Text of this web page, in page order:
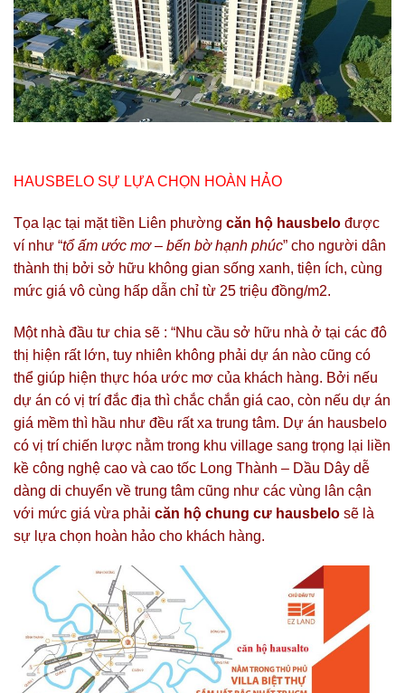
HAUSBELO SỰ LỰA CHỌN HOÀN HẢO
Tọa lạc tại mặt tiền Liên phường căn hộ hausbelo được
ví như “tổ ấm ước mơ – bến bờ hạnh phúc” cho người dân
thành thị bởi sở hữu không gian sống xanh, tiện ích, cùng
mức giá vô cùng hấp dẫn chỉ từ 25 triệu đồng/m2.
Một nhà đầu tư chia sẽ : “Nhu cầu sở hữu nhà ở tại các đô
thị hiện rất lớn, tuy nhiên không phải dự án nào cũng có
thể giúp hiện thực hóa ước mơ của khách hàng. Bởi nếu
dự án có vị trí đắc địa thì chắc chắn giá cao, còn nếu dự án
giá mềm thì hầu như đều rất xa trung tâm. Dự án hausbelo
có vị trí chiến lược nằm trong khu village sang trọng lại liền
kề công nghệ cao và cao tốc Long Thành – Dầu Dây dễ
dàng di chuyển về trung tâm cũng như các vùng lân cận
với mức giá vừa phải căn hộ chung cư hausbelo sẽ là
sự lựa chọn hoàn hảo cho khách hàng.